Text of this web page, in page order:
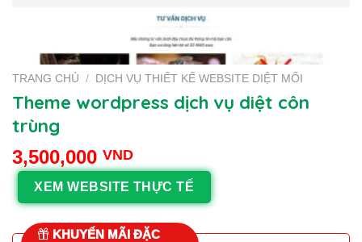
TRANG CHỦ / DỊCH VỤ THIẾT KẾ WEBSITE DIỆT MỐI
Theme wordpress dịch vụ diệt côn
trùng
3,500,000 VND
XEM WEBSITE THỰC TẾ
KHUYẾN MÃI ĐẶC